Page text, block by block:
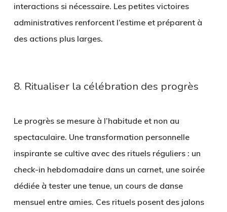
interactions si nécessaire. Les petites victoires
administratives renforcent l’estime et préparent à
des actions plus larges.
8. Ritualiser la célébration des progrès
Le progrès se mesure à l’habitude et non au
spectaculaire. Une transformation personnelle
inspirante se cultive avec des rituels réguliers : un
check-in hebdomadaire dans un carnet, une soirée
dédiée à tester une tenue, un cours de danse
mensuel entre amies. Ces rituels posent des jalons